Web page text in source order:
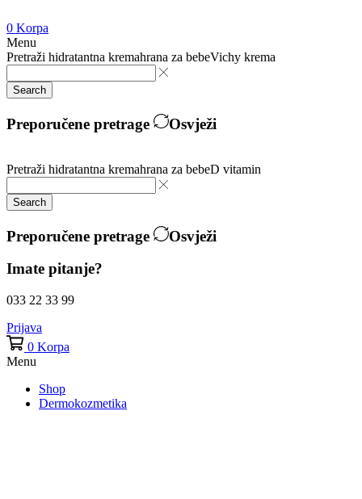
0 Korpa
Menu
Pretraži hidratantna kremahrana za bebeVichy krema
Search
Preporučene pretrage Osvježi
Pretraži hidratantna kremahrana za bebeD vitamin
Search
Preporučene pretrage
Osvježi
Imate pitanje?
033 22 33 99
Prijava
0 Korpa
Menu
Shop
Dermokozmetika